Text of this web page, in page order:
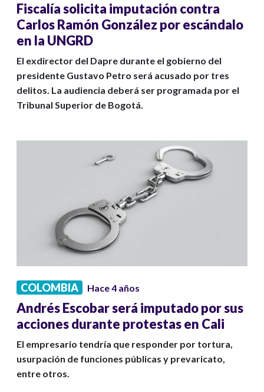
Fiscalía solicita imputación contra
Carlos Ramón González por escándalo
en la UNGRD
El exdirector del Dapre durante el gobierno del
presidente Gustavo Petro será acusado por tres
delitos. La audiencia deberá ser programada por el
Tribunal Superior de Bogotá.
COLOMBIA Hace 4 años
Andrés Escobar será imputado por sus
acciones durante protestas en Cali
El empresario tendría que responder por tortura,
usurpación de funciones públicas y prevaricato,
entre otros.